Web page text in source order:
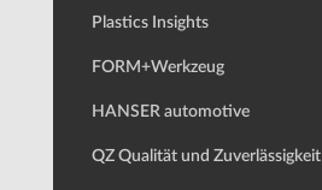
Plastics Insights
FORM+Werkzeug
HANSER automotive
QZ Qualität und Zuverlässigkeit